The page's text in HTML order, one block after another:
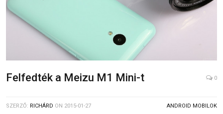
Felfedték a Meizu M1 Mini-t 0
SZERZŐ: RICHÁRD ON 2015-01-27 ANDROID MOBILOK